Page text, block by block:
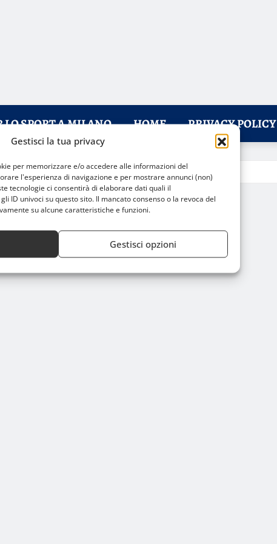
Gestisci la tua privacy
per memorizzare e/o accedere alle informazioni del
l'esperienza di navigazione e per mostrare annunci (non)
tecnologie ci consentirà di elaborare dati quali il
ID univoci su questo sito. Il mancato consenso o la revoca del
su alcune caratteristiche e funzioni.
Gestisci opzioni
SPORT A MILANO HOME PRIVACY POLICY
e spettacolo